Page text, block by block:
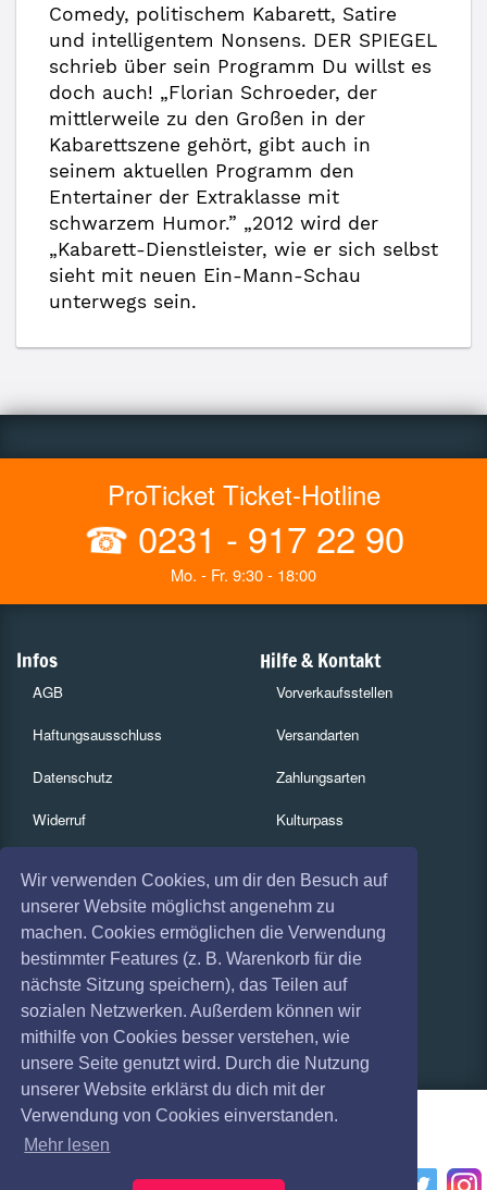
Wir verwenden Cookies, um dir den Besuch auf
unserer Website möglichst angenehm zu
machen. Cookies ermöglichen die Verwendung
bestimmter Features (z. B. Warenkorb für die
nächste Sitzung speichern), das Teilen auf
sozialen Netzwerken. Außerdem können wir
mithilfe von Cookies besser verstehen, wie
unsere Seite genutzt wird. Durch die Nutzung
unserer Website erklärst du dich mit der
Verwendung von Cookies einverstanden.
Mehr lesen
Comedy, politischem Kabarett, Satire
und intelligentem Nonsens. DER SPIEGEL
schrieb über sein Programm Du willst es
doch auch! „Florian Schroeder, der
mittlerweile zu den Großen in der
Kabarettszene gehört, gibt auch in
seinem aktuellen Programm den
Entertainer der Extraklasse mit
schwarzem Humor.” „2012 wird der
„Kabarett-Dienstleister, wie er sich selbst
sieht mit neuen Ein-Mann-Schau
unterwegs sein.
ProTicket Ticket-Hotline
☎ 0231 - 917 22 90
Mo. - Fr. 9:30 - 18:00
Infos
AGB
Haftungsausschluss
Datenschutz
Widerruf
Absagen
Coronavirus (COVID 19)
Hilfe & Kontakt
Vorverkaufsstellen
Versandarten
Zahlungsarten
Kulturpass
Services
Gutscheine
Geschäftskunden
Kartenrückgabe
Besucherregistrierung